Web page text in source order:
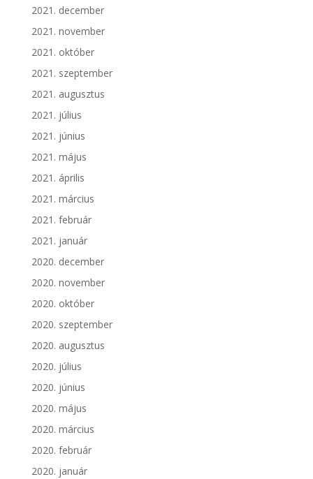
2021. december
2021. november
2021. október
2021. szeptember
2021. augusztus
2021. július
2021. június
2021. május
2021. április
2021. március
2021. február
2021. január
2020. december
2020. november
2020. október
2020. szeptember
2020. augusztus
2020. július
2020. június
2020. május
2020. március
2020. február
2020. január